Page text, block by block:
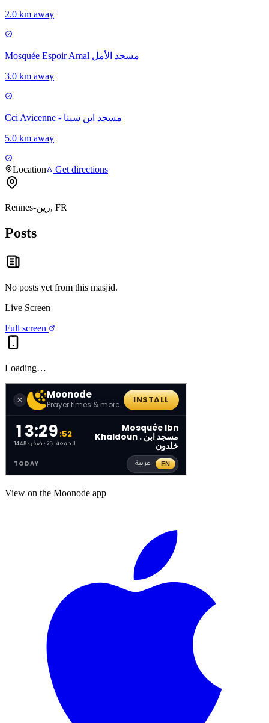
2.0 km away
Mosquée Espoir Amal مسجد الأمل
3.0 km away
Cci Avicenne - مسجد ابن سينا
5.0 km away
Location Get directions
Rennes-رين, FR
Posts
No posts yet from this masjid.
Live Screen
Full screen
Loading…
View on the Moonode app